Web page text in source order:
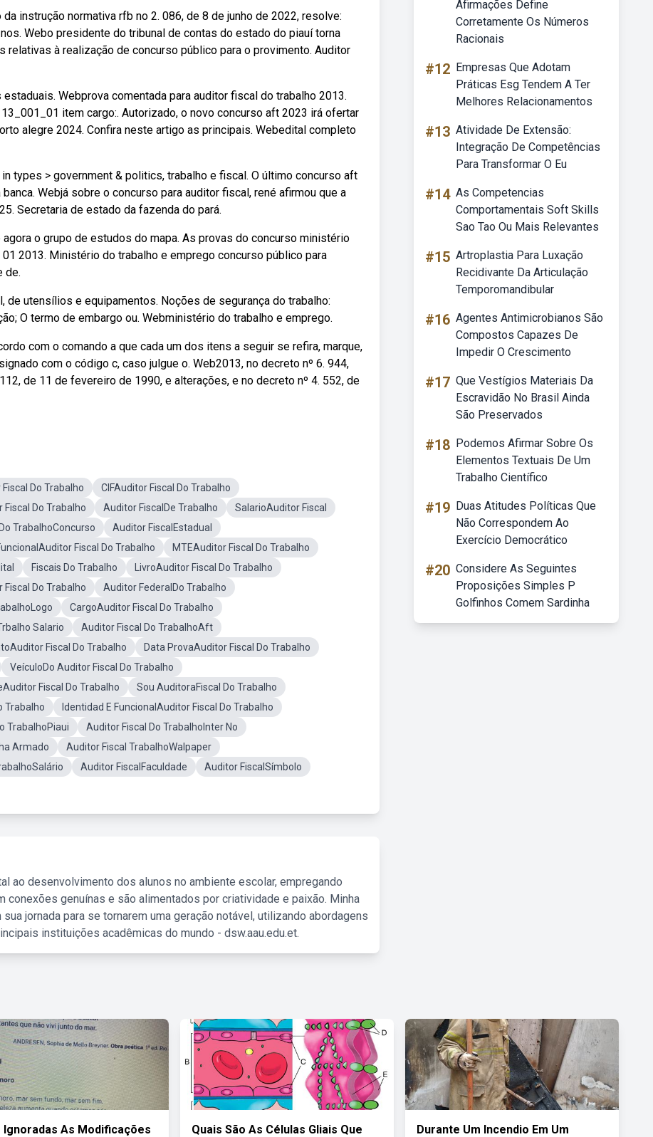
instrução normativa rfb no 2. 086, de 8 de junho de 2022, resolve:
Webo presidente do tribunal de contas do estado do piauí torna
à realização de concurso público para o provimento. Auditor
Webprova comentada para auditor fiscal do trabalho 2013.
item cargo:. Autorizado, o novo concurso aft 2023 irá ofertar
alegre 2024. Confira neste artigo as principais. Webedital completo
types > government & politics, trabalho e fiscal. O último concurso aft
Webjá sobre o concurso para auditor fiscal, rené afirmou que a
Secretaria de estado da fazenda do pará.
o grupo de estudos do mapa. As provas do concurso ministério
2013. Ministério do trabalho e emprego concurso público para
de.
utensílios e equipamentos. Noções de segurança do trabalho:
O termo de embargo ou. Webministério do trabalho e emprego.
com o comando a que cada um dos itens a seguir se refira, marque,
com o código c, caso julgue o. Web2013, no decreto nº 6. 944,
de 11 de fevereiro de 1990, e alterações, e no decreto nº 4. 552, de
Do Trabalho
CIFAuditor Fiscal Do Trabalho
Do Trabalho Auditor FiscalDe Trabalho
SalarioAuditor Fiscal
TrabalhoConcurso
Auditor FiscalEstadual
Fiscal Do Trabalho
MTEAuditor Fiscal Do Trabalho
Fiscais Do Trabalho
LivroAuditor Fiscal Do Trabalho
Do Trabalho
Auditor FederalDo Trabalho
CargoAuditor Fiscal Do Trabalho
Salario
Auditor Fiscal Do TrabalhoAft
Fiscal Do Trabalho
Data ProvaAuditor Fiscal Do Trabalho
VeículoDo Auditor Fiscal Do Trabalho
Fiscal Do Trabalho
Sou AuditoraFiscal Do Trabalho
Trabalho
Identidad E FuncionalAuditor Fiscal Do Trabalho
TrabalhoPiaui
Auditor Fiscal Do TrabalhoInter No
Armado
Auditor Fiscal TrabalhoWalpaper
Auditor FiscalFaculdade
Auditor FiscalSímbolo
ao desenvolvimento dos alunos no ambiente escolar, empregando
genuínas e são alimentados por criatividade e paixão. Minha
jornada para se tornarem uma geração notável, utilizando abordagens
instituições acadêmicas do mundo - dsw.aau.edu.et.
Afirmações Define
Corretamente Os Números
Racionais
#12 Empresas Que Adotam
Práticas Esg Tendem A Ter
Melhores Relacionamentos
#13 Atividade De Extensão:
Integração De Competências
Para Transformar O Eu
#14 As Competencias
Comportamentais Soft Skills
Sao Tao Ou Mais Relevantes
#15 Artroplastia Para Luxação
Recidivante Da Articulação
Temporomandibular
#16 Agentes Antimicrobianos São
Compostos Capazes De
Impedir O Crescimento
#17 Que Vestígios Materiais Da
Escravidão No Brasil Ainda
São Preservados
#18 Podemos Afirmar Sobre Os
Elementos Textuais De Um
Trabalho Científico
#19 Duas Atitudes Políticas Que
Não Correspondem Ao
Exercício Democrático
#20 Considere As Seguintes
Proposições Simples P
Golfinhos Comem Sardinha
Ignoradas As Modificações Quais São As Células Gliais Que Durante Um Incendio Em Um